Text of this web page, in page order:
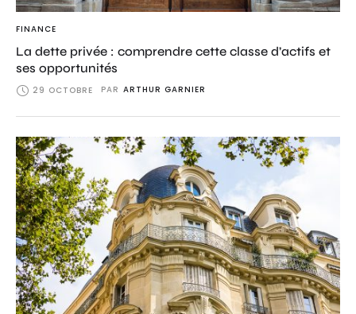
FINANCE
La dette privée : comprendre cette classe d’actifs et
ses opportunités
29 OCTOBRE PAR ARTHUR GARNIER